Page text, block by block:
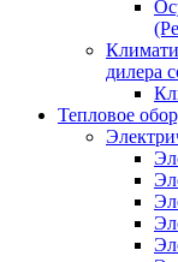
дилера
Тепловое